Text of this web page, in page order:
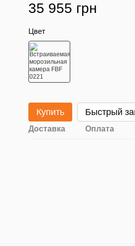
35 955 грн
Цвет
Купить Быстрый
Доставка Оплата